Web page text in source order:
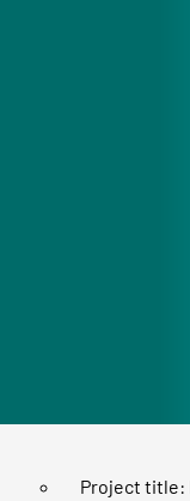
Project title: